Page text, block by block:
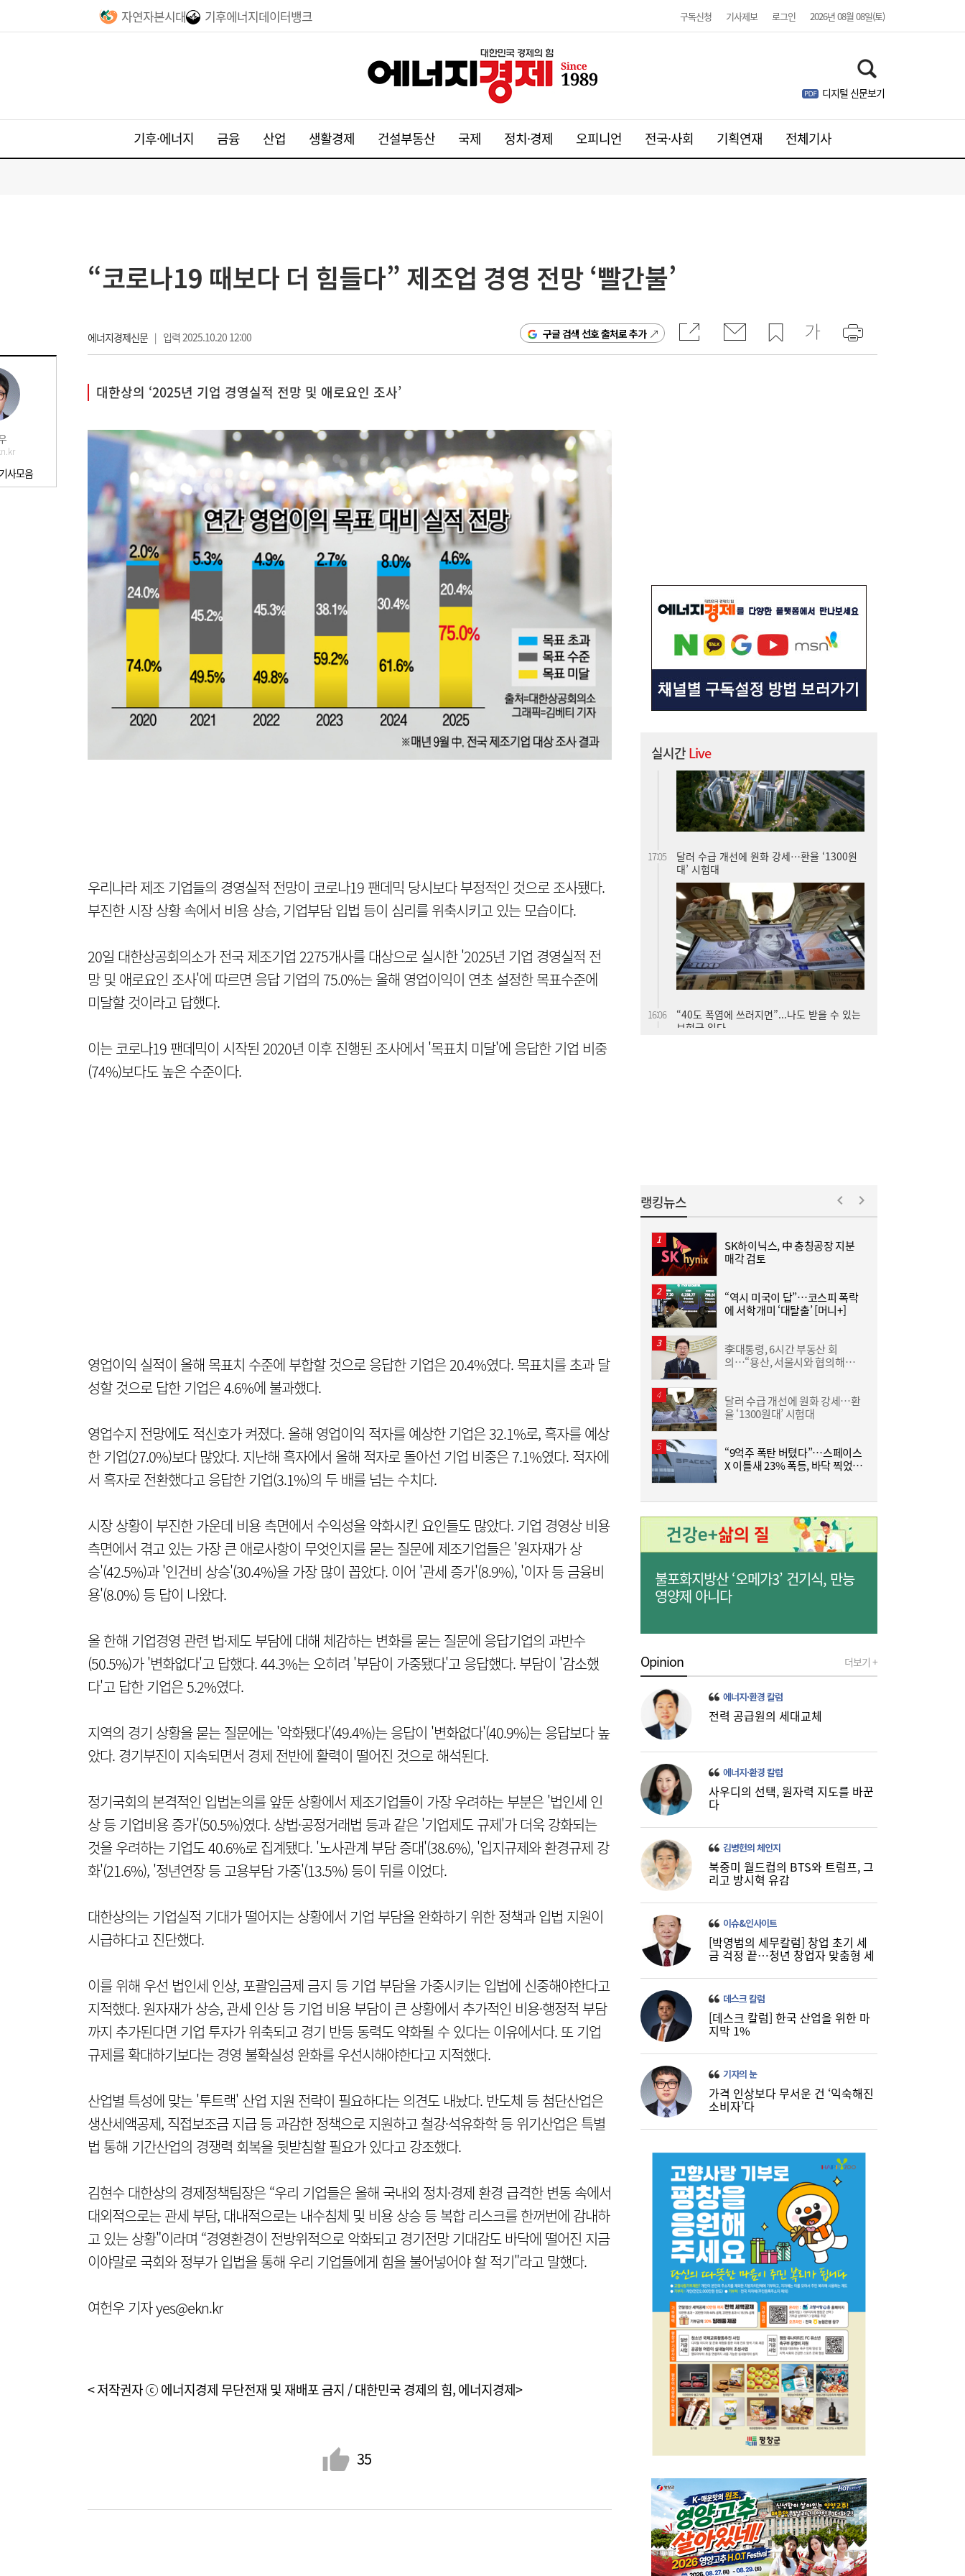
자연자본시대 기후에너지데이터뱅크 구독신청 기사제보 로그인 2026년 08월 08일(토)
디지털 신문보기
기후·에너지 금융 산업 생활경제 건설부동산 국제 정치·경제 오피니언 전국·사회 기획연재 전체기사
사모음
“코로나19 때보다 더 힘들다” 제조업 경영 전망 ‘빨간불’
에너지경제신문| 입력 2025.10.20 12:00 구글 검색 선호 출처로 추가
대한상의 ‘2025년 기업 경영실적 전망 및 애로요인 조사’
우리나라 제조 기업들의 경영실적 전망이 코로나19 팬데믹 당시보다 부정적인 것으로 조사됐다.
부진한 시장 상황 속에서 비용 상승, 기업부담 입법 등이 심리를 위축시키고 있는 모습이다.
20일 대한상공회의소가 전국 제조기업 2275개사를 대상으로 실시한 '2025년 기업 경영실적 전
망 및 애로요인 조사'에 따르면 응답 기업의 75.0%는 올해 영업이익이 연초 설정한 목표수준에
미달할 것이라고 답했다.
이는 코로나19 팬데믹이 시작된 2020년 이후 진행된 조사에서 '목표치 미달'에 응답한 기업 비중
(74%)보다도 높은 수준이다.
영업이익 실적이 올해 목표치 수준에 부합할 것으로 응답한 기업은 20.4%였다. 목표치를 초과 달
성할 것으로 답한 기업은 4.6%에 불과했다.
영업수지 전망에도 적신호가 켜졌다. 올해 영업이익 적자를 예상한 기업은 32.1%로, 흑자를 예상
한 기업(27.0%)보다 많았다. 지난해 흑자에서 올해 적자로 돌아선 기업 비중은 7.1%였다. 적자에
서 흑자로 전환했다고 응답한 기업(3.1%)의 두 배를 넘는 수치다.
시장 상황이 부진한 가운데 비용 측면에서 수익성을 악화시킨 요인들도 많았다. 기업 경영상 비용
측면에서 겪고 있는 가장 큰 애로사항이 무엇인지를 묻는 질문에 제조기업들은 '원자재가 상
승'(42.5%)과 '인건비 상승'(30.4%)을 가장 많이 꼽았다. 이어 '관세 증가'(8.9%), '이자 등 금융비
용'(8.0%) 등 답이 나왔다.
올 한해 기업경영 관련 법·제도 부담에 대해 체감하는 변화를 묻는 질문에 응답기업의 과반수
(50.5%)가 '변화없다'고 답했다. 44.3%는 오히려 '부담이 가중됐다'고 응답했다. 부담이 '감소했
다'고 답한 기업은 5.2%였다.
지역의 경기 상황을 묻는 질문에는 '악화됐다'(49.4%)는 응답이 '변화없다'(40.9%)는 응답보다 높
았다. 경기부진이 지속되면서 경제 전반에 활력이 떨어진 것으로 해석된다.
정기국회의 본격적인 입법논의를 앞둔 상황에서 제조기업들이 가장 우려하는 부분은 '법인세 인
상 등 기업비용 증가'(50.5%)였다. 상법·공정거래법 등과 같은 '기업제도 규제'가 더욱 강화되는
것을 우려하는 기업도 40.6%로 집계됐다. '노사관계 부담 증대'(38.6%), '입지규제와 환경규제 강
화'(21.6%), '정년연장 등 고용부담 가중'(13.5%) 등이 뒤를 이었다.
대한상의는 기업실적 기대가 떨어지는 상황에서 기업 부담을 완화하기 위한 정책과 입법 지원이
시급하다고 진단했다.
이를 위해 우선 법인세 인상, 포괄임금제 금지 등 기업 부담을 가중시키는 입법에 신중해야한다고
지적했다. 원자재가 상승, 관세 인상 등 기업 비용 부담이 큰 상황에서 추가적인 비용·행정적 부담
까지 추가된다면 기업 투자가 위축되고 경기 반등 동력도 약화될 수 있다는 이유에서다. 또 기업
규제를 확대하기보다는 경영 불확실성 완화를 우선시해야한다고 지적했다.
산업별 특성에 맞는 '투트랙' 산업 지원 전략이 필요하다는 의견도 내놨다. 반도체 등 첨단산업은
생산세액공제, 직접보조금 지급 등 과감한 정책으로 지원하고 철강·석유화학 등 위기산업은 특별
법 통해 기간산업의 경쟁력 회복을 뒷받침할 필요가 있다고 강조했다.
김현수 대한상의 경제정책팀장은 “우리 기업들은 올해 국내외 정치·경제 환경 급격한 변동 속에서
대외적으로는 관세 부담, 대내적으로는 내수침체 및 비용 상승 등 복합 리스크를 한꺼번에 감내하
고 있는 상황"이라며 “경영환경이 전방위적으로 악화되고 경기전망 기대감도 바닥에 떨어진 지금
이야말로 국회와 정부가 입법을 통해 우리 기업들에게 힘을 불어넣어야 할 적기"라고 말했다.
여헌우 기자 yes@ekn.kr
< 저작권자 ⓒ 에너지경제 무단전재 및 재배포 금지 / 대한민국 경제의 힘, 에너지경제>
35
실시간Live
[송윤주의 부동산생태계] 첫발 뗀 ‘적금주
택’…주거사다리 기능할까
달러 수급 개선에 원화 강세…환율 ‘1300원
대’ 시험대
“40도 폭염에 쓰러지면”...나도 받을 수 있는
보험금 있다
14:24
김민석 “갈등 제로” vs 정청래 “한 번 배신하
면 또”…제주서 난타전
13:11
줄었던 中企 대출, 한 달 만에 반등…5대 은
행, 기업대출 확대
11:20
“역시 미국이 답”…코스피 폭락에 서학개미
‘대탈출’ [머니+]
이쯤되면 ‘내홍위’…국힘 윤리위원 또 사퇴,
윤리위 내부 갈등 확산
랭킹뉴스
SK하이닉스, 中 충칭공장 지분
매각 검토
“역시 미국이 답”…코스피 폭락
에 서학개미 ‘대탈출’ [머니+]
李대통령, 6시간 부동산 회
의…“용산, 서울시와 협의해야”
달러 수급 개선에 원화 강세…환
율 ‘1300원대’ 시험대
“9억주 폭탄 버텼다”…스페이스
X 이틀새 23% 폭등, 바닥 찍었나
불포화지방산 ‘오메가3’ 건기식, 만능
영양제 아니다
Opinion 더보기 +
에너지·환경 칼럼
전력 공급원의 세대교체
에너지·환경 칼럼
사우디의 선택, 원자력 지도를 바꾼
다
김병헌의 체인지
북중미 월드컵의 BTS와 트럼프, 그
리고 방시혁 유감
이슈&인사이트
[박영범의 세무칼럼] 창업 초기 세
금 걱정 끝…청년 창업자 맞춤형 세
데스크 칼럼
[데스크 칼럼] 한국 산업을 위한 마
지막 1%
기자의 눈
가격 인상보다 무서운 건 ‘익숙해진
소비자’다